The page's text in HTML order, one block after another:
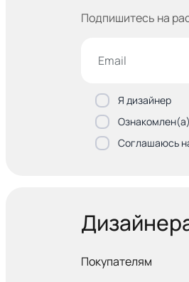
Подпишитесь на
Я дизайнер
Соглашаюсь
Покупателям